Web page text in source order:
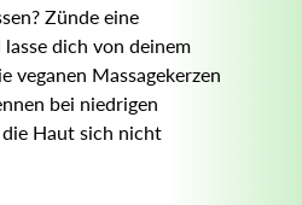
Zünde eine
dich von deinem
veganen Massagekerzen
bei niedrigen
die Haut sich nicht